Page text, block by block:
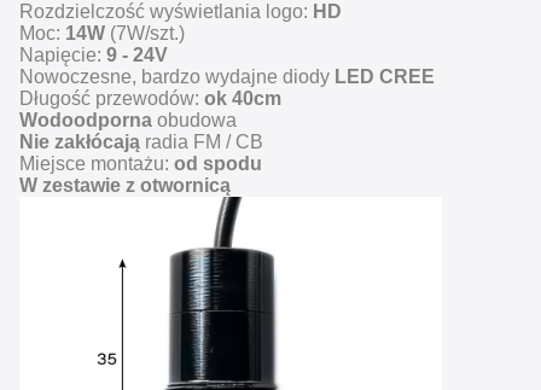
Rozdzielczość wyświetlania logo: HD
Moc: 14W (7W/szt.)
Napięcie: 9 - 24V
Nowoczesne, bardzo wydajne diody LED CREE
Długość przewodów: ok 40cm
Wodoodporna obudowa
Nie zakłócają radia FM / CB
Miejsce montażu: od spodu
W zestawie z otwornicą